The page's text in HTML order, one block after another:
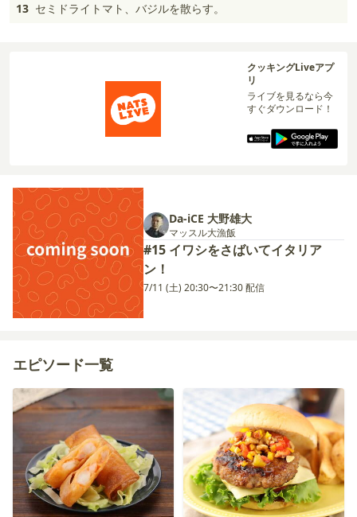
13 セミドライトマト、バジルを散らす。
クッキングLiveアプ
リ
ライブを見るなら今
すぐダウンロード！
Da-iCE 大野雄大
マッスル大漁飯
#15 イワシをさばいてイタリア
ン！
7/11 (土) 20:30〜21:30 配信
エピソード一覧